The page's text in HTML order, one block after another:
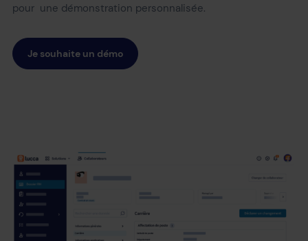
pour une démonstration personnalisée.
Je souhaite un démo